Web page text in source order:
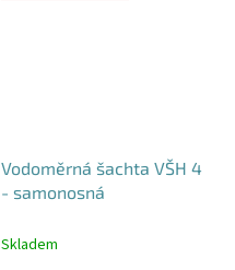
Vodoměrná šachta VŠH 4
- samonosná
Skladem